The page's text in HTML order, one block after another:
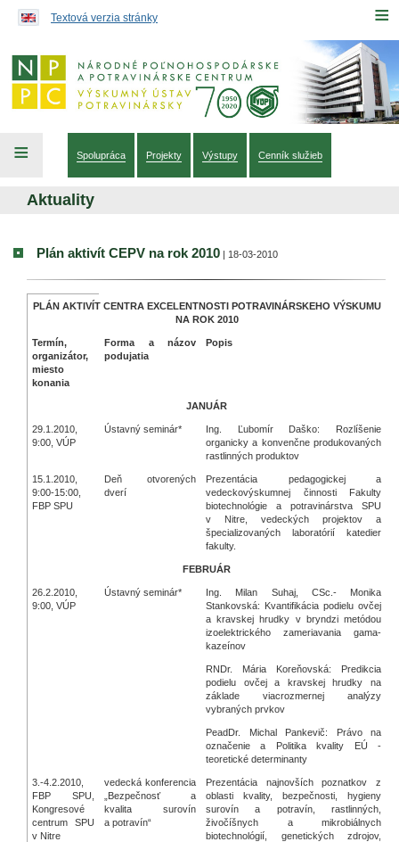
≡
Textová verzia stránky
≡ Spolupráca Projekty Výstupy Cenník služieb
Aktuality
Plán aktivít CEPV na rok 2010 | 18-03-2010
Aktuality
PLÁN AKTIVÍT CENTRA EXCELENTNOSTI POTRAVINÁRSKEHO VÝSKUMU
NA ROK 2010
Termín,
organizátor,
miesto
konania
Forma a názov
podujatia
Popis
JANUÁR
29.1.2010,
9:00, VÚP
Ústavný seminár*
Ing. Ľubomír Daško: Rozlíšenie
organicky a konvenčne produkovaných
rastlinných produktov
15.1.2010,
9:00-15:00,
FBP SPU
Deň otvorených
dverí
Prezentácia pedagogickej a
vedeckovýskumnej činnosti Fakulty
biotechnológie a potravinárstva SPU
v Nitre, vedeckých projektov a
špecializovaných laboratórií katedier
fakulty.
FEBRUÁR
26.2.2010,
9:00, VÚP
Ústavný seminár*
Ing. Milan Suhaj, CSc.- Monika
Stankovská: Kvantifikácia podielu ovčej
a kravskej hrudky v bryndzi metódou
izoelektrického zameriavania gama-
kazeínov
RNDr. Mária Koreňovská: Predikcia
podielu ovčej a kravskej hrudky na
základe viacrozmernej analýzy
vybraných prvkov
PeadDr. Michal Pankevič: Právo na
označenie a Politika kvality EÚ -
teoretické determinanty
3.-4.2.2010,
FBP SPU,
Kongresové
centrum SPU
v Nitre
vedecká konferencia
„Bezpečnosť a
kvalita surovín
a potravín“
Prezentácia najnovších poznatkov z
oblasti kvality, bezpečnosti, hygieny
surovín a potravín, rastlinných,
živočíšnych a mikrobiálnych
biotechnológií, genetických zdrojov,